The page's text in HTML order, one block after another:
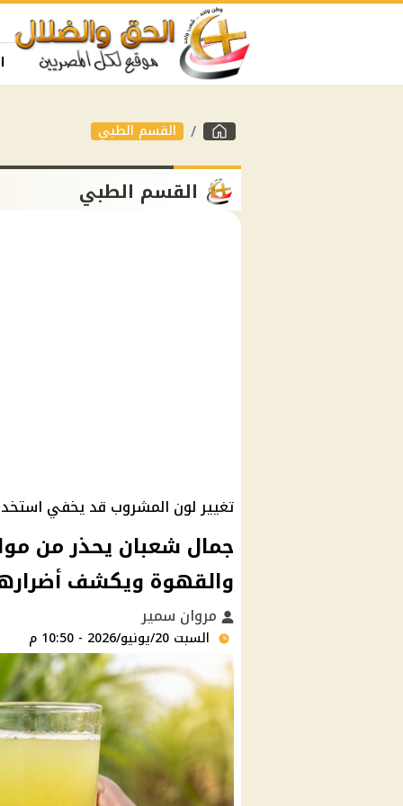
القسم الطبي
القسم الطبي
تغيير لون المشروب قد يخفي
جمال شعبان يحذر من
والقهوة ويكشف
مروان سمير
السبت 20/يونيو/2026 - 10:50 م